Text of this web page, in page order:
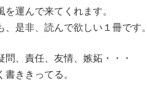
運んで来てくれます。
是非、読んで欲しい１冊です。
、責任、友情、嫉妬・・・
ききってる。